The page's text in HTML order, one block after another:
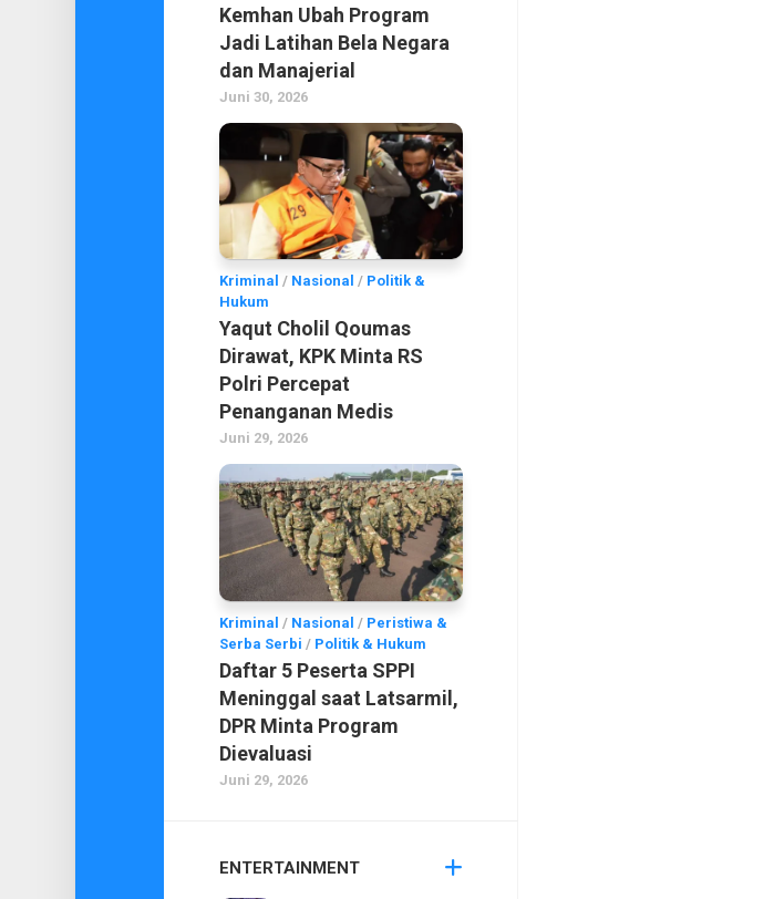
Kemhan Ubah Program
Jadi Latihan Bela Negara
dan Manajerial
Juni 30, 2026
Kriminal / Nasional / Politik &
Hukum
Yaqut Cholil Qoumas
Dirawat, KPK Minta RS
Polri Percepat
Penanganan Medis
Juni 29, 2026
Kriminal / Nasional / Peristiwa &
Serba Serbi / Politik & Hukum
Daftar 5 Peserta SPPI
Meninggal saat Latsarmil,
DPR Minta Program
Dievaluasi
Juni 29, 2026
ENTERTAINMENT